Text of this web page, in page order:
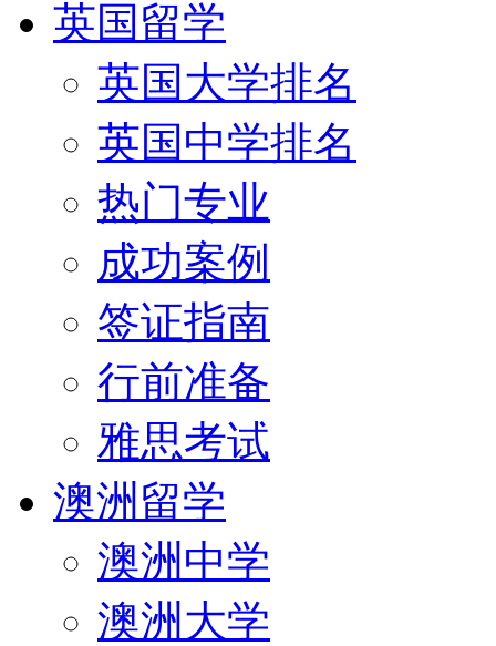
英国留学
英国大学排名
英国中学排名
热门专业
成功案例
签证指南
行前准备
雅思考试
澳洲留学
澳洲中学
澳洲大学